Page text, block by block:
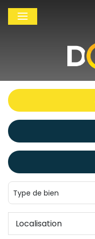
Du neuf
De l'immo pro
De l'immo pro
Type de bien
Localisation